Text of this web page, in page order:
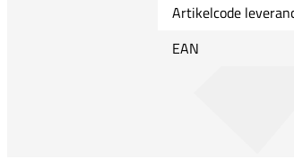
Artikelcode
EAN